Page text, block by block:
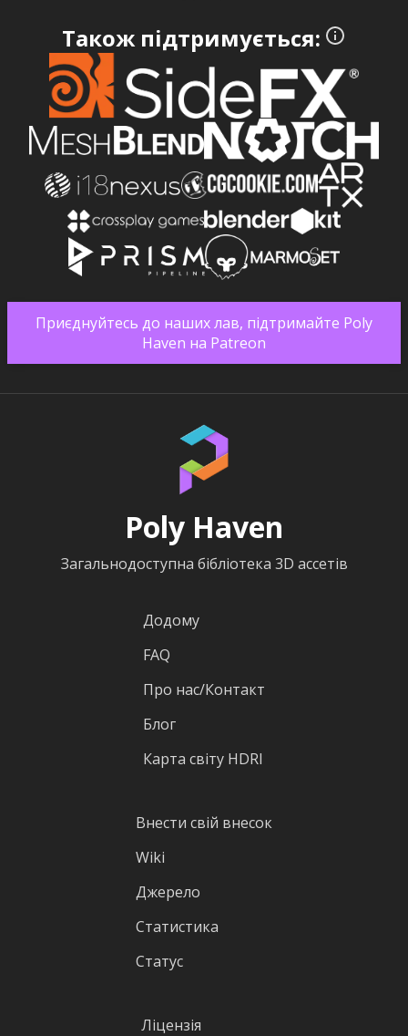
Також підтримується:
Приєднуйтесь до наших лав, підтримайте Poly
Haven на Patreon
Poly Haven
Загальнодоступна бібліотека 3D ассетів
Додому
FAQ
Про нас/Контакт
Блог
Карта світу HDRI
Внести свій внесок
Wiki
Джерело
Статистика
Статус
Ліцензія